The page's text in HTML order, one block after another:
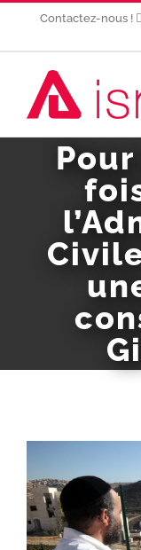
Contactez-nous !
l'image
agrandie